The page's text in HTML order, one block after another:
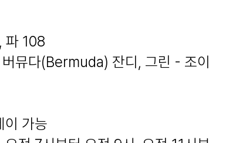
파 108
뮤다(Bermuda) 잔디, 그린 - 조이
가능